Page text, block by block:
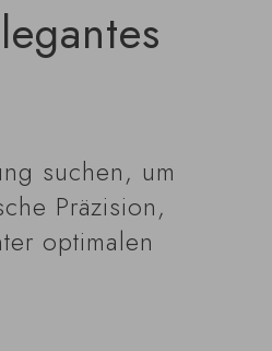
suchen, um
Präzision,
optimalen